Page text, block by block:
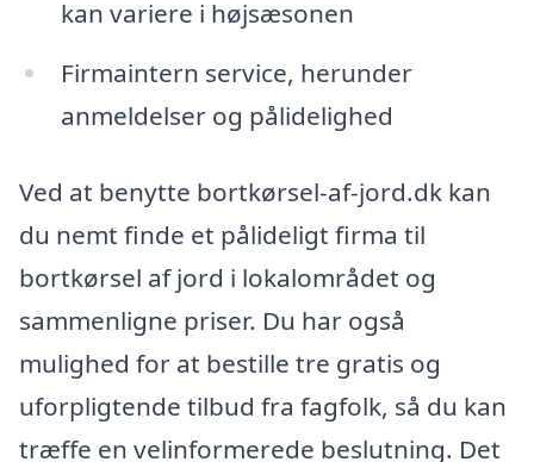
kan variere i højsæsonen
Firmaintern service, herunder
anmeldelser og pålidelighed
Ved at benytte bortkørsel-af-jord.dk kan
du nemt finde et pålideligt firma til
bortkørsel af jord i lokalområdet og
sammenligne priser. Du har også
mulighed for at bestille tre gratis og
uforpligtende tilbud fra fagfolk, så du kan
træffe en velinformerede beslutning. Det